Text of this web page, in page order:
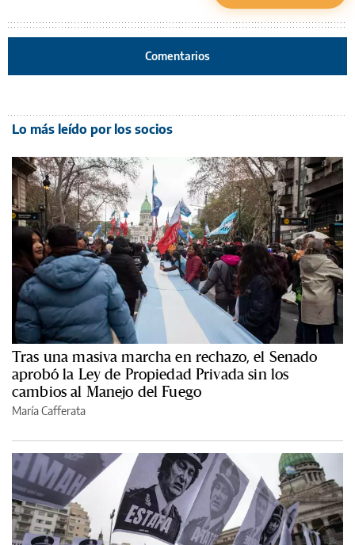
Comentarios
Lo más leído por los socios
Tras una masiva marcha en rechazo, el Senado
aprobó la Ley de Propiedad Privada sin los
cambios al Manejo del Fuego
María Cafferata